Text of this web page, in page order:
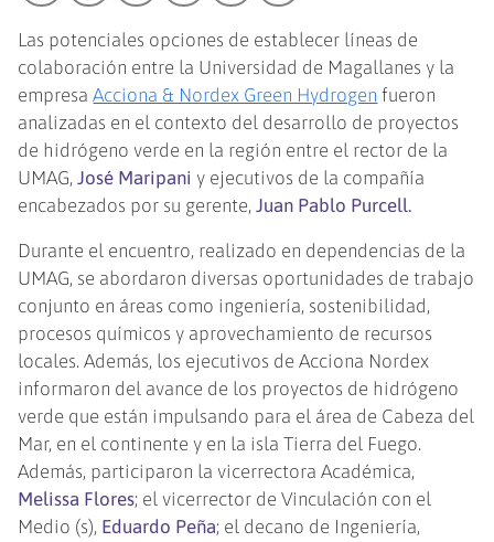
Las potenciales opciones de establecer líneas de
colaboración entre la Universidad de Magallanes y la
empresaAcciona & Nordex Green Hydrogen fueron
analizadas en el contexto del desarrollo de proyectos
de hidrógeno verde en la región entre el rector de la
UMAG, José Maripaniy ejecutivos de la compañía
encabezados por su gerente,Juan Pablo Purcell.
Durante el encuentro, realizado en dependencias de la
UMAG, se abordaron diversas oportunidades de trabajo
conjunto en áreas como ingeniería, sostenibilidad,
procesos químicos y aprovechamiento de recursos
locales. Además, los ejecutivos de Acciona Nordex
informaron del avance de los proyectos de hidrógeno
verde que están impulsando para el área de Cabeza del
Mar, en el continente y en la isla Tierra del Fuego.
Además, participaron la vicerrectora Académica,
Melissa Flores; el vicerrector de Vinculación con el
Medio (s), Eduardo Peña; el decano de Ingeniería,